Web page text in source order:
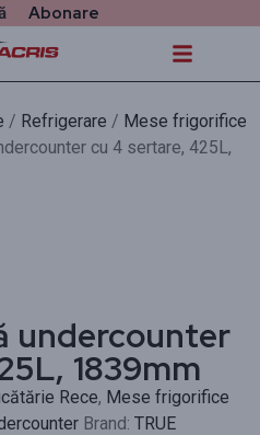
Abonare
/ Refrigerare / Mese frigorifice
cu 4 sertare, 425L,
undercounter
1839mm
Rece, Mese frigorifice
Brand: TRUE